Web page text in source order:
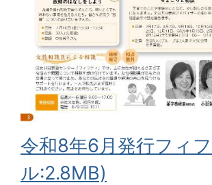
令和8年6月発行フィ
ル:2.8MB)